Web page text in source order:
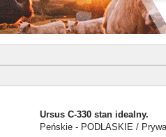
Ursus C-330 stan idealny.
Peńskie - PODLASKIE /